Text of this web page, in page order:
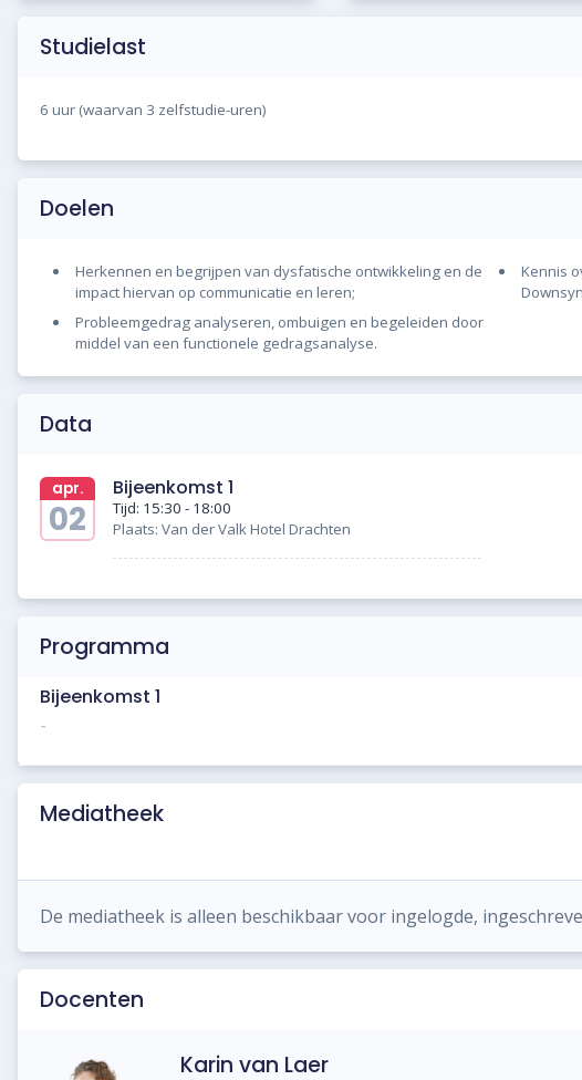
Studielast
6 uur (waarvan 3 zelfstudie-uren)
Doelen
Herkennen en begrijpen van dysfatische ontwikkeling en de
impact hiervan op communicatie en leren;
Kennis
Probleemgedrag analyseren, ombuigen en begeleiden door
middel van een functionele gedragsanalyse.
Data
apr.
02
Bijeenkomst 1
Tijd: 15:30 - 18:00
Plaats: Van der Valk Hotel Drachten
Programma
Bijeenkomst 1
-
Mediatheek
De mediatheek is alleen beschikbaar voor ingelogde,
Docenten
Karin van Laer